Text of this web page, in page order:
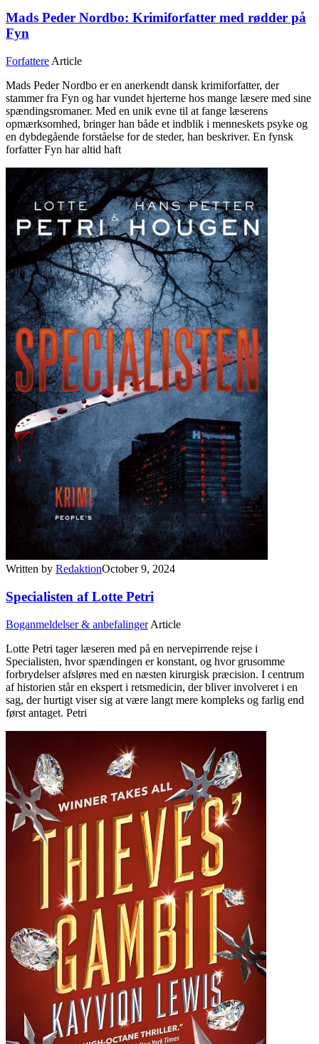
Mads Peder Nordbo: Krimiforfatter med rødder på
Fyn
Forfattere Article
Mads Peder Nordbo er en anerkendt dansk krimiforfatter, der
stammer fra Fyn og har vundet hjerterne hos mange læsere med sine
spændingsromaner. Med en unik evne til at fange læserens
opmærksomhed, bringer han både et indblik i menneskets psyke og
en dybdegående forståelse for de steder, han beskriver. En fynsk
forfatter Fyn har altid haft
Written by RedaktionOctober 9, 2024
Specialisten af Lotte Petri
Boganmeldelser & anbefalingerArticle
Lotte Petri tager læseren med på en nervepirrende rejse i
Specialisten, hvor spændingen er konstant, og hvor grusomme
forbrydelser afsløres med en næsten kirurgisk præcision. I centrum
af historien står en ekspert i retsmedicin, der bliver involveret i en
sag, der hurtigt viser sig at være langt mere kompleks og farlig end
først antaget. Petri